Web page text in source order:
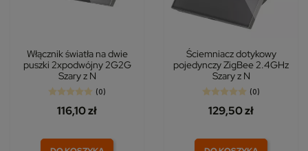
Włącznik światła na dwie
puszki 2xpodwójny 2G2G
Szary z N
(0)
116,10 zł
Ściemniacz dotykowy
pojedynczy ZigBee 2.4GHz
Szary z N
(0)
129,50 zł